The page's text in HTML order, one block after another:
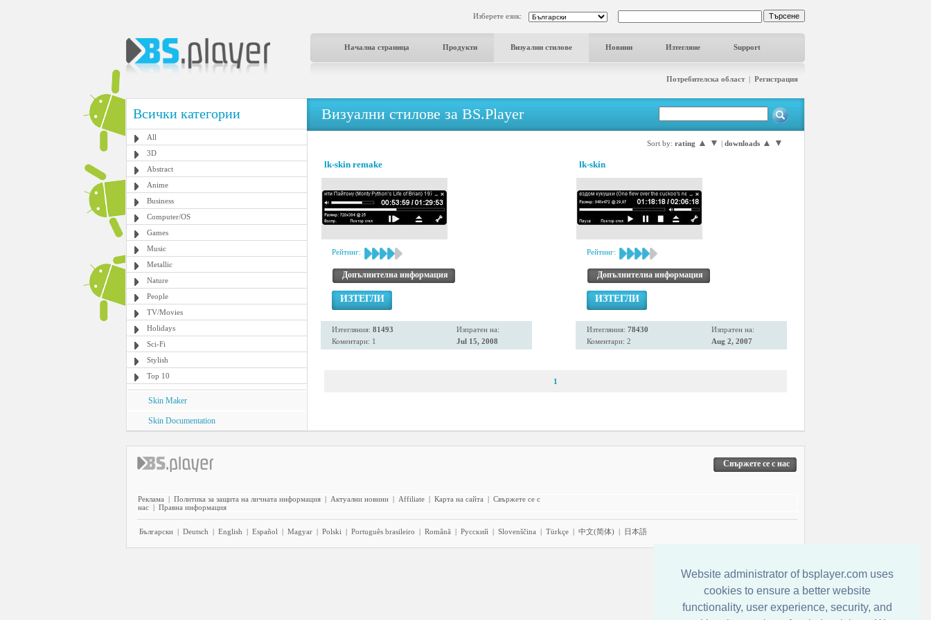
Website administrator of bsplayer.com uses
cookies to ensure a better website
functionality, user experience, security, and
Изберете език:
Начална страница Продукти Визуални стилове Новини Изтегляне Support
Потребителска област| Регистрация
Всички категории
All
3D
Abstract
Anime
Business
Computer/OS
Games
Music
Metallic
Nature
People
TV/Movies
Holidays
Sci-Fi
Stylish
Top 10
Skin Maker
Skin Documentation
Визуални стилове за BS.Player
Sort by: rating ▲ ▼ | downloads ▲ ▼
lk-skin remake
Рейтинг:
Допълнителна информация
ИЗТЕГЛИ
Изтегляния: 81493
Коментари: 1
Изпратен на:
Jul 15, 2008
lk-skin
Рейтинг:
Допълнителна информация
ИЗТЕГЛИ
Изтегляния: 78430
Коментари: 2
Изпратен на:
Aug 2, 2007
1
Свържете се с нас
Реклама | Политика за защита на личната информация | Актуални новини | Affiliate | Карта на сайта | Свържете се с
нас | Правна информация
Български | Deutsch | English | Español | Magyar | Polski | Português brasileiro | Română | Pyccĸий | Slovenščina | Türkçe | 中文(简体) | 日本語